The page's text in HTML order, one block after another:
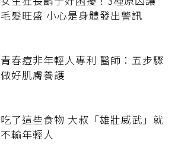
毛髮旺盛 小心是身體發出警訊
青春痘非年輕人專利 醫師：五步驟
做好肌膚養護
吃了這些食物 大叔「雄壯威武」就
不輸年輕人